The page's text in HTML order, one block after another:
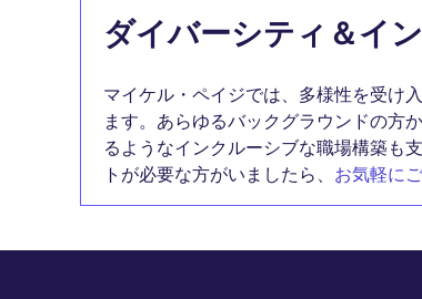
ダイバーシティ＆イ
マイケル・ペイジでは、多様性を受け
ます。あらゆるバックグラウンドの方
るようなインクルーシブな職場構築も
トが必要な方がいましたら、 お気軽に